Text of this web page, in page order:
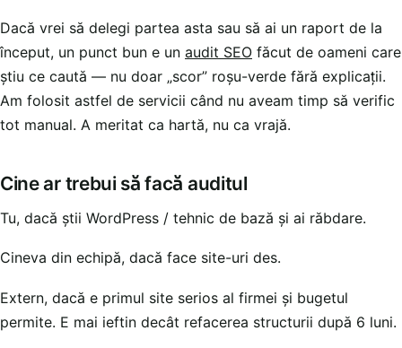
Dacă vrei să delegi partea asta sau să ai un raport de la
început, un punct bun e un audit SEO făcut de oameni care
știu ce caută — nu doar „scor” roșu-verde fără explicații.
Am folosit astfel de servicii când nu aveam timp să verific
tot manual. A meritat ca hartă, nu ca vrajă.
Cine ar trebui să facă auditul
Tu, dacă știi WordPress / tehnic de bază și ai răbdare.
Cineva din echipă, dacă face site-uri des.
Extern, dacă e primul site serios al firmei și bugetul
permite. E mai ieftin decât refacerea structurii după 6 luni.